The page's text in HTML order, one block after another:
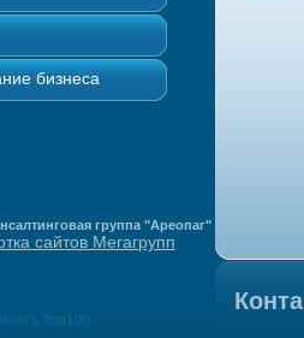
бизнеса
группа "Ареопаг"
сайтов Мегагрупп